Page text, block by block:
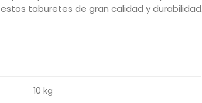
taburetes de gran calidad y durabilidad.
10 kg